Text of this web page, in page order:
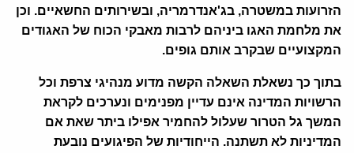
הזרועות במשטרה, בג'אנדרמריה, ובשירותים החשאיים. וכן
את מלחמת האגו ביניהם לרבות מאבקי הכוח של האגודים
המקצועיים שבקרב אותם גופים.
בתוך כך נשאלת השאלה הקשה מדוע מנהיגי צרפת וכל
הרשויות המדינה אינם עדיין מפנימים ונערכים לקראת
המשך גל הטרור שעלול להחמיר אפילו ביתר שאת אם
המדיניות לא תשתנה. הייחודיות של הפיגועים נובעת